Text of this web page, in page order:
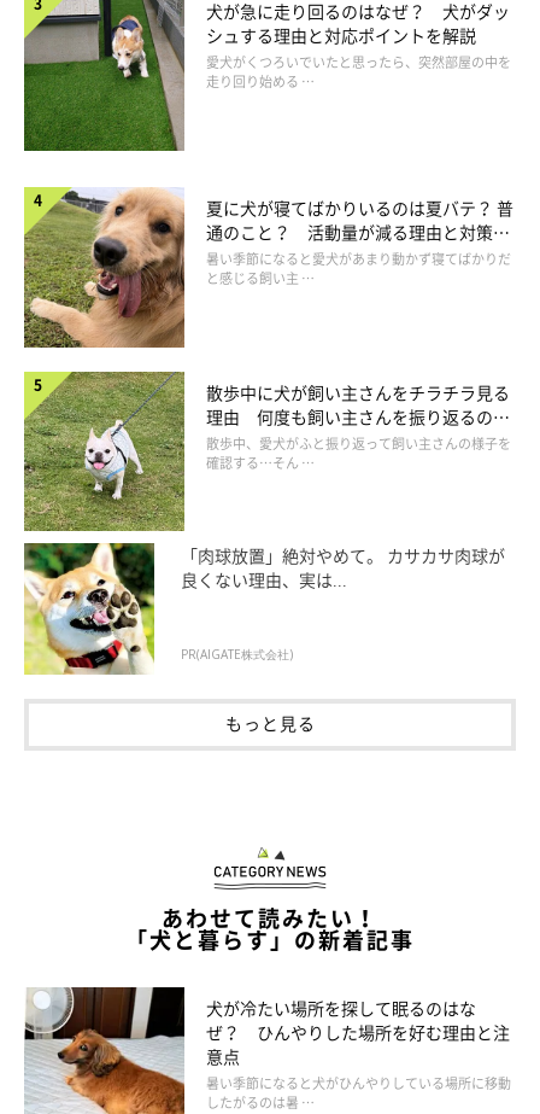
飼い主さんを喜ばせたいの♡
もいるんです。犬が首をかしげた時に、「かわいい〜」と言って
いることはありませんか？飼い主さんが喜んでいることを覚え
て、首をかしげるしぐさを何度も繰り返すのです。
犬が急に走り回るのはなぜ？ 犬がダッ
シュする理由と対応ポイントを解説
愛犬がくつろいでいたと思ったら、突然部屋の中を
走り回り始める …
夏に犬が寝てばかりいるのは夏バテ？ 普
通のこと？ 活動量が減る理由と対策と
は
暑い季節になると愛犬があまり動かず寝てばかりだ
と感じる飼い主 …
散歩中に犬が飼い主さんをチラチラ見る
理由 何度も飼い主さんを振り返るのは
なぜ？
散歩中、愛犬がふと振り返って飼い主さんの様子を
確認する…そん …
「肉球放置」絶対やめて。 カサカサ肉球が
良くない理由、実は...
PR(AIGATE株式会社)
もっと見る
あわせて読みたい！
「犬と暮らす」の新着記事
犬が冷たい場所を探して眠るのはな
ぜ？ ひんやりした場所を好む理由と注
意点
暑い季節になると犬がひんやりしている場所に移動
したがるのは暑 …